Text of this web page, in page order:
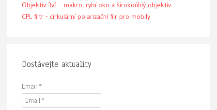
Objektiv 3v1 - makro, rybí oko a širokoúhlý objektiv
CPL filtr - cirkulární polarizační filr pro mobily
Dostávejte aktuality
Email *